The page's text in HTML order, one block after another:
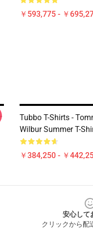
￥593,775 - ￥
Tubbo T-Shirts -
Wilbur Summer T-
￥384,250 - ￥
安心して
クリックから配